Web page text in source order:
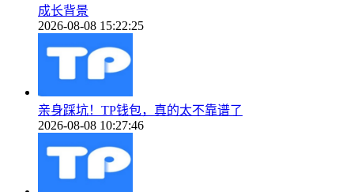
成长背景
2026-08-08 15:22:25
亲身踩坑！TP钱包，真的太不靠谱了
2026-08-08 10:27:46